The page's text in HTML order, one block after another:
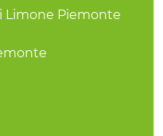
Limone Piemonte